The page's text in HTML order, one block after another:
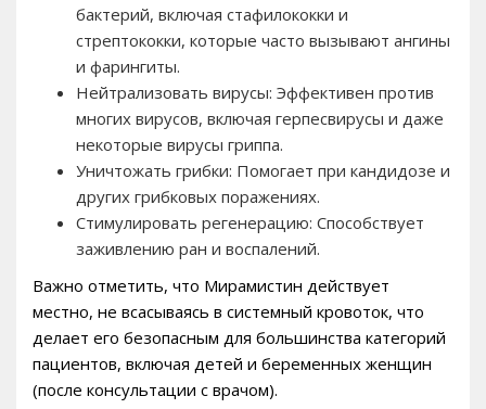
бактерий, включая стафилококки и
стрептококки, которые часто вызывают ангины
и фарингиты.
Нейтрализовать вирусы: Эффективен против
многих вирусов, включая герпесвирусы и даже
некоторые вирусы гриппа.
Уничтожать грибки: Помогает при кандидозе и
других грибковых поражениях.
Стимулировать регенерацию: Способствует
заживлению ран и воспалений.
Важно отметить, что Мирамистин действует
местно, не всасываясь в системный кровоток, что
делает его безопасным для большинства категорий
пациентов, включая детей и беременных женщин
(после консультации с врачом).